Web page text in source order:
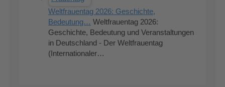
Weltfrauentag 2026: Geschichte,
Bedeutung… Weltfrauentag 2026:
Geschichte, Bedeutung und Veranstaltungen
in Deutschland - Der Weltfrauentag
(Internationaler…